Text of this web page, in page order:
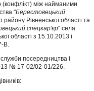
(конфлікт) між найманими
"Берестовецький
Рівненської області та
спецкар'єр" села
області з 15.10.2013 і
В.
посередництва і
№ 17-02/02-01/226.